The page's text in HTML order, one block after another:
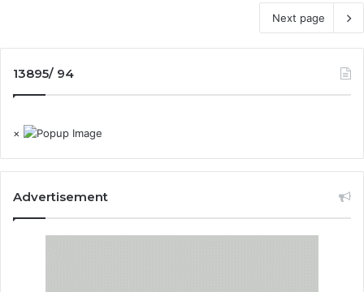
Next page
13895/ 94
×
Advertisement